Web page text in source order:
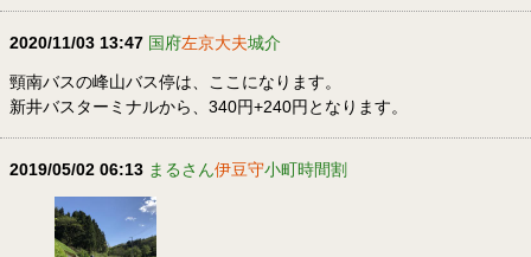
2020/11/03 13:47 国府左京大夫城介
頸南バスの峰山バス停は、ここになります。
新井バスターミナルから、340円+240円となります。
2019/05/02 06:13 まるさん伊豆守小町時間割